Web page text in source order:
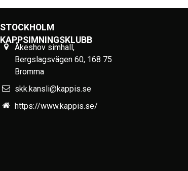
STOCKHOLM
KAPPSIMNINGSKLUBB
Åkeshov simhall,
Bergslagsvägen 60, 168 75
Bromma
skk.kansli@kappis.se
https://www.kappis.se/